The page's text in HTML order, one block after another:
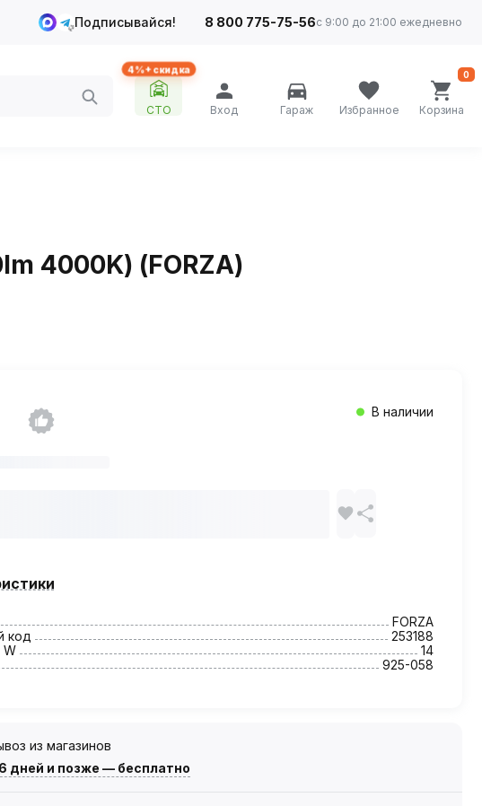
Подписывайся! 8 800 775-75-56с 9:00 до 21:00 ежедневно
4%+ скидка
СТО Вход Гараж Избранное Корзина
0
4000K) (FORZA)
В наличии
FORZA
код
253188
14
925-058
из магазинов
дней и позже — бесплатно